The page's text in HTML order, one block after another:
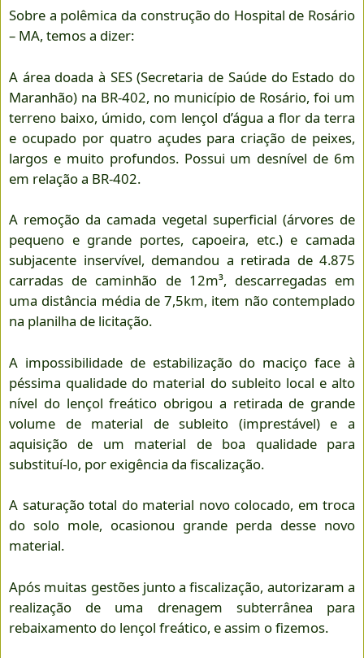
Sobre a polêmica da construção do Hospital de Rosário
– MA, temos a dizer:
A área doada à SES (Secretaria de Saúde do Estado do
Maranhão) na BR-402, no município de Rosário, foi um
terreno baixo, úmido, com lençol d’água a flor da terra
e ocupado por quatro açudes para criação de peixes,
largos e muito profundos. Possui um desnível de 6m
em relação a BR-402.
A remoção da camada vegetal superficial (árvores de
pequeno e grande portes, capoeira, etc.) e camada
subjacente inservível, demandou a retirada de 4.875
carradas de caminhão de 12m³, descarregadas em
uma distância média de 7,5km, item não contemplado
na planilha de licitação.
A impossibilidade de estabilização do maciço face à
péssima qualidade do material do subleito local e alto
nível do lençol freático obrigou a retirada de grande
volume de material de subleito (imprestável) e a
aquisição de um material de boa qualidade para
substituí-lo, por exigência da fiscalização.
A saturação total do material novo colocado, em troca
do solo mole, ocasionou grande perda desse novo
material.
Após muitas gestões junto a fiscalização, autorizaram a
realização de uma drenagem subterrânea para
rebaixamento do lençol freático, e assim o fizemos.